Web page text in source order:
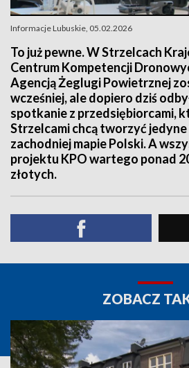
Informacje Lubuskie, 05.02.2026
To już pewne. W Strzelcach
Centrum Kompetencji
Agencją Żeglugi Powietrznej
wcześniej, ale dopiero dziś
spotkanie z przedsiębiorcami,
Strzelcami chcą tworzyć jedyne
zachodniej mapie Polski. A
projektu KPO wartego ponad
złotych.
ZOBACZ